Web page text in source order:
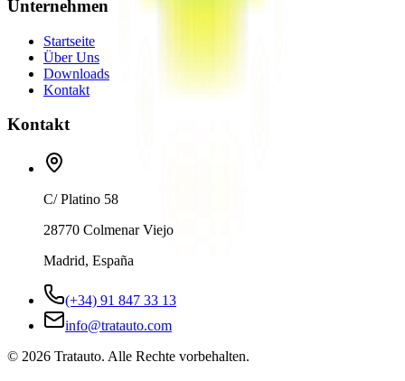
Unternehmen
Startseite
Über Uns
Downloads
Kontakt
Kontakt
C/ Platino 58
28770 Colmenar Viejo
Madrid, España
(+34) 91 847 33 13
info@tratauto.com
© 2026 Tratauto. Alle Rechte vorbehalten.